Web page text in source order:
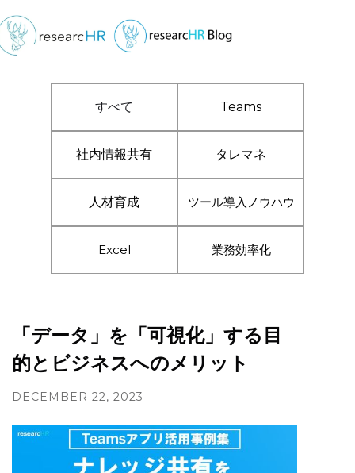
すべて Teams
社内情報共有 タレマネ
人材育成 ツール導入ノウハウ
Excel 業務効率化
「データ」を「可視化」する目
的とビジネスへのメリット
DECEMBER 22, 2023